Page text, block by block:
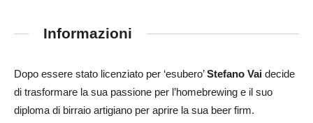
Informazioni
Dopo essere stato licenziato per ‘esubero’Stefano Vai decide
di trasformare la sua passione per l’homebrewing e il suo
diploma di birraio artigiano per aprire la sua beer firm.